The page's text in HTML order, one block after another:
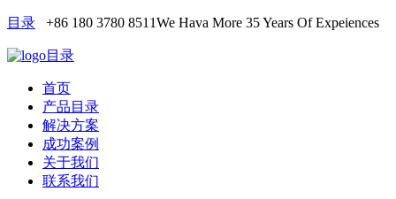
目录 +86 180 3780 8511We Hava More 35 Years Of Expeiences
目录
首页
产品目录
解决方案
成功案例
关于我们
联系我们